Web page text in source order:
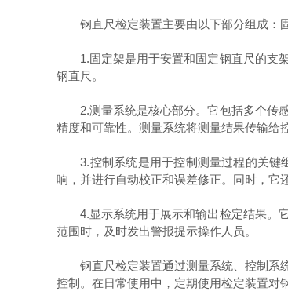
钢直尺检定装置主要由以下部分组成：固
1.固定架是用于安置和固定钢直尺的支架
钢直尺。
2.测量系统是核心部分。它包括多个传感
精度和可靠性。测量系统将测量结果传输给
3.控制系统是用于控制测量过程的关键组
响，并进行自动校正和误差修正。同时，它
4.显示系统用于展示和输出检定结果。它
范围时，及时发出警报提示操作人员。
钢直尺检定装置通过测量系统、控制系统
控制。在日常使用中，定期使用检定装置对